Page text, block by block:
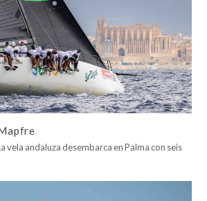
vela andaluza desembarca en Palma con seis